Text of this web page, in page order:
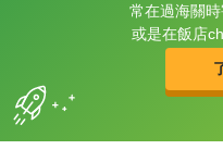
常在過海關
或是在飯店